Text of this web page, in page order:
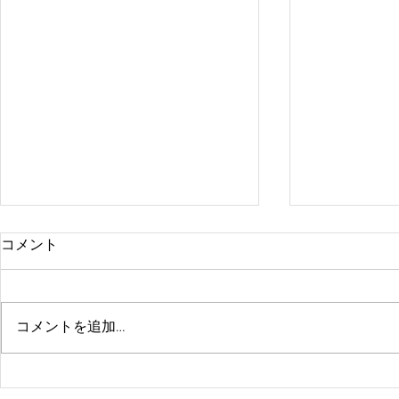
〇〇を探せ
コメント
コメントを追加…